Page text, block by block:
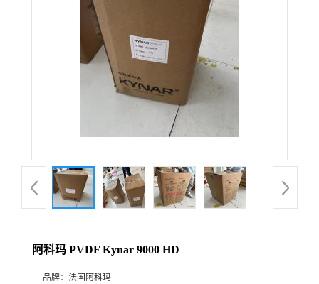
品
厅
阿科玛 PVDF Kynar 9000 HD
品牌： 法国阿科玛